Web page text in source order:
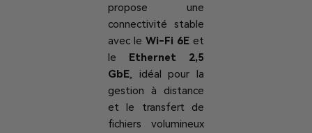
propose une
connectivité stable
avec leWi-Fi 6E et
le Ethernet 2,5
GbE, idéal pour la
gestion à distance
et le transfert de
fichiers volumineux